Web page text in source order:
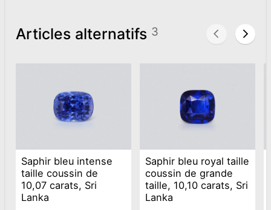
Articles alternatifs 3
Saphir bleu intense
taille coussin de
10,07 carats, Sri
Lanka
Saphir bleu royal taille
coussin de grande
taille, 10,10 carats, Sri
Lanka